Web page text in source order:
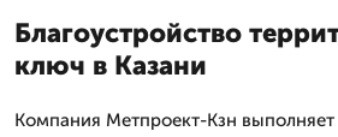
Благоустройство
ключ в Казани
Компания Метпроект-Кзн выполняет